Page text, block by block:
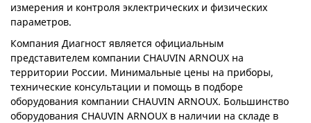
измерения и контроля эклектрических и физических
параметров.
Компания Диагност является официальным
представителем компании CHAUVIN ARNOUX на
территории России. Минимальные цены на приборы,
технические консультации и помощь в подборе
оборудования компании CHAUVIN ARNOUX. Большинство
оборудования CHAUVIN ARNOUX в наличии на складе в